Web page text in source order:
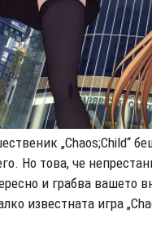
„Chaos;Child“
Но това, че
и грабва вашето
известната игра